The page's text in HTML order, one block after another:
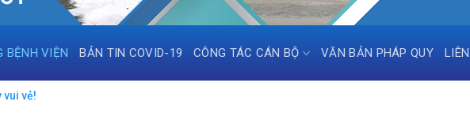
BỆNH VIỆN BẢN TIN COVID-19 CÔNG TÁC CÁN BỘ VĂN BẢN PHÁP QUY
vui vẻ!